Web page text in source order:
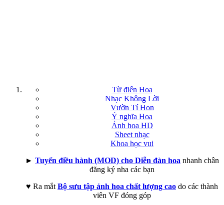
Từ điển Hoa
Nhạc Không Lời
Vườn Tí Hon
Ý nghĩa Hoa
Ảnh hoa HD
Sheet nhạc
Khoa học vui
► Tuyển điều hành (MOD) cho Diễn đàn hoa nhanh chân
đăng ký nha các bạn
♥ Ra mắt Bộ sưu tập ảnh hoa chất lượng cao do các thành
viên VF đóng góp